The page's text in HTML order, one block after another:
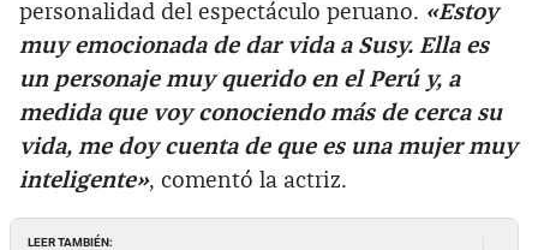
personalidad del espectáculo peruano. «Estoy
muy emocionada de dar vida a Susy. Ella es
un personaje muy querido en el Perú y, a
medida que voy conociendo más de cerca su
vida, me doy cuenta de que es una mujer muy
inteligente», comentó la actriz.
LEER TAMBIÉN: